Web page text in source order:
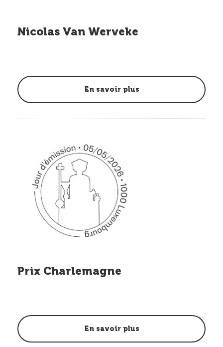
Nicolas Van Werveke
En savoir plus
Prix Charlemagne
En savoir plus